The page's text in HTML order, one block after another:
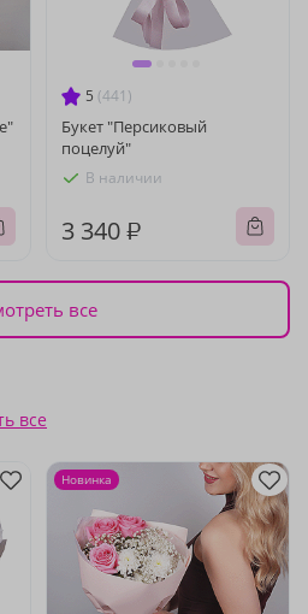
5 (441)
Букет "Персиковый
поцелуй"
В наличии
3 340 ₽
все
все
Новинка